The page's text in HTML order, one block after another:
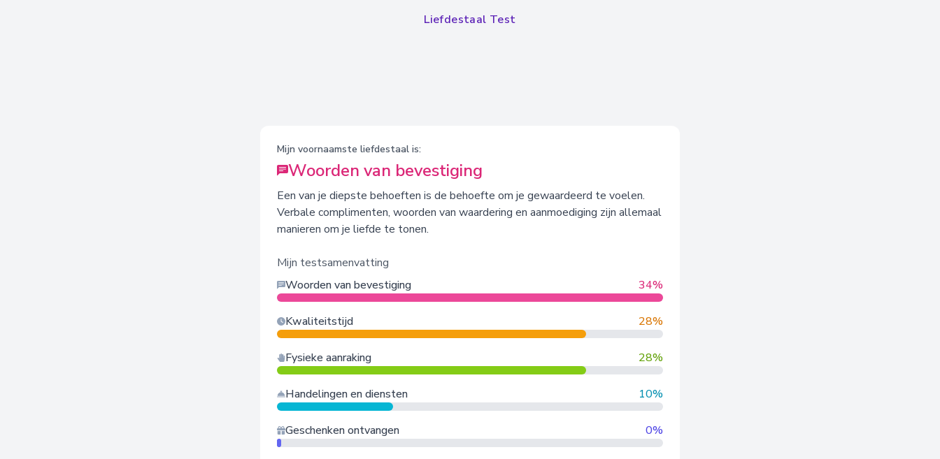
Liefdestaal Test
Mijn voornaamste liefdestaal is:
Woorden van bevestiging
Een van je diepste behoeften is de behoefte om je gewaardeerd te voelen.
Verbale complimenten, woorden van waardering en aanmoediging zijn allemaal
manieren om je liefde te tonen.
Mijn testsamenvatting
Woorden van bevestiging
34%
Kwaliteitstijd 28%
Fysieke aanraking 28%
Handelingen en diensten 10%
Geschenken ontvangen 0%